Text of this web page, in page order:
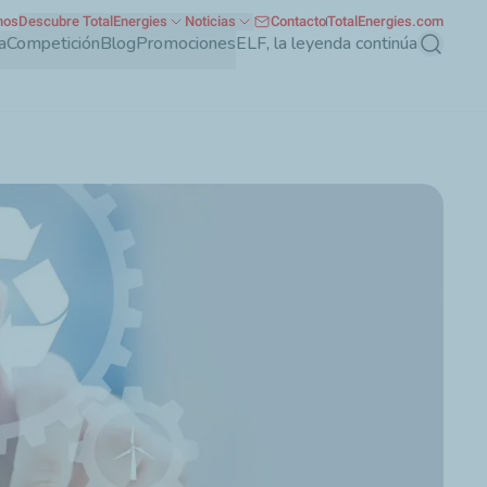
CompeticiónBlogPromocionesELF, la leyenda continúa Buscar
Descubre TotalEnergies Noticias ContactoTotalEnergies.com